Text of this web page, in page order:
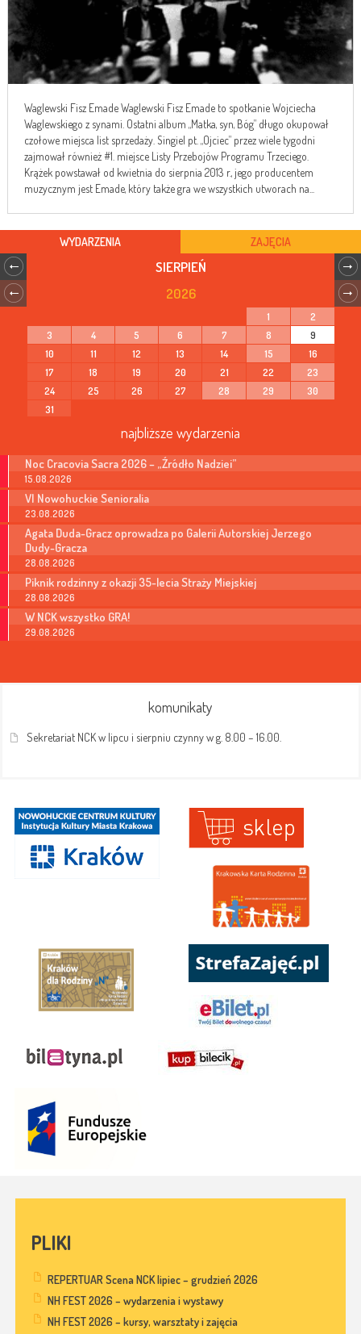
Waglewski Fisz Emade Waglewski Fisz Emade to spotkanie Wojciecha
Waglewskiego z synami. Ostatni album „Matka, syn, Bóg” długo okupował
czołowe miejsca list sprzedaży. Singiel pt. „Ojciec” przez wiele tygodni
zajmował również #1. miejsce Listy Przebojów Programu Trzeciego.
Krążek powstawał od kwietnia do sierpnia 2013 r., jego producentem
muzycznym jest Emade, który także gra we wszystkich utworach na...
WYDARZENIA ZAJĘCIA
SIERPIEŃ
2026
1
2
3
4 5 6 7 8
9
10
11 12 13 14 15
16
17
18 19 20 21 22
23
24
25 26 27 28 29
30
31
najbliższe wydarzenia
Noc Cracovia Sacra 2026 – „Źródło Nadziei”
15.08.2026
VI Nowohuckie Senioralia
23.08.2026
Agata Duda-Gracz oprowadza po Galerii Autorskiej Jerzego
Dudy-Gracza
28.08.2026
Piknik rodzinny z okazji 35-lecia Straży Miejskiej
28.08.2026
W NCK wszystko GRA!
29.08.2026
komunikaty
Sekretariat NCK w lipcu i sierpniu czynny w g. 8.00 – 16.00.
PLIKI
REPERTUAR Scena NCK lipiec – grudzień 2026
NH FEST 2026 – wydarzenia i wystawy
NH FEST 2026 – kursy, warsztaty i zajęcia